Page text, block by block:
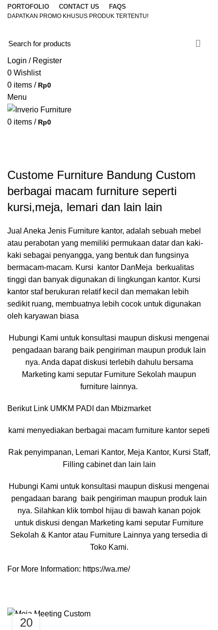
PORTOFOLIO CONTACT US FAQS
DAPATKAN PROMO KHUSUS PRODUK TERTENTU!
Login / Register
0 Wishlist
0 items / Rp0
Menu
0 items / Rp0
Custome Furniture Bandung Custom
berbagai macam furniture seperti
kursi,meja, lemari dan lain lain
Jual Aneka Jenis Furniture kantor, adalah sebuah mebel
atau perabotan yang memiliki permukaan datar dan kaki-
kaki sebagai penyangga, yang bentuk dan fungsinya
bermacam-macam. Kursi kantor DanMeja berkualitas
tinggi dan banyak digunakan di lingkungan kantor. Kursi
kantor staf berukuran relatif kecil dan memakan lebih
sedikit ruang, membuatnya lebih cocok untuk digunakan
oleh karyawan biasa
Hubungi Kami untuk konsultasi maupun diskusi mengenai
pengadaan barang baik pengiriman maupun produk lain
nya. Anda dapat diskusi terlebih dahulu bersama
Marketing kami seputar Furniture Sekolah maupun
furniture lainnya.
Berikut Link UMKM PADI dan Mbizmarket
kami menyediakan berbagai macam furniture kantor sepeti
Rak penyimpanan, Lemari Kantor, Meja Kantor, Kursi Staff,
Filling cabinet dan lain lain
Hubungi Kami untuk konsultasi maupun diskusi mengenai
pengadaan barang baik pengiriman maupun produk lain
nya. Silahkan klik tombol hijau di bawah kanan pojok
untuk diskusi dengan Marketing kami seputar Furniture
Sekolah & Kantor atau Furniture Lainnya yang tersedia di
Toko Kami.
For More Information: https://wa.me/
20
CUSTOME FURNITURE BANDUNG